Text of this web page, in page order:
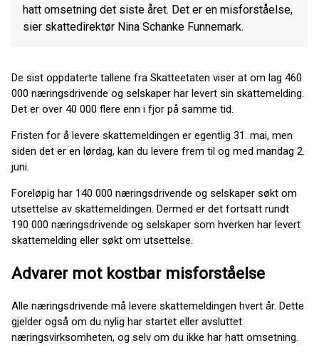
hatt omsetning det siste året. Det er en misforståelse,
sier skattedirektør Nina Schanke Funnemark.
De sist oppdaterte tallene fra Skatteetaten viser at om lag 460
000 næringsdrivende og selskaper har levert sin skattemelding.
Det er over 40 000 flere enn i fjor på samme tid.
Fristen for å levere skattemeldingen er egentlig 31. mai, men
siden det er en lørdag, kan du levere frem til og med mandag 2.
juni.
Foreløpig har 140 000 næringsdrivende og selskaper søkt om
utsettelse av skattemeldingen. Dermed er det fortsatt rundt
190 000 næringsdrivende og selskaper som hverken har levert
skattemelding eller søkt om utsettelse.
Advarer mot kostbar misforståelse
Alle næringsdrivende må levere skattemeldingen hvert år. Dette
gjelder også om du nylig har startet eller avsluttet
næringsvirksomheten, og selv om du ikke har hatt omsetning.